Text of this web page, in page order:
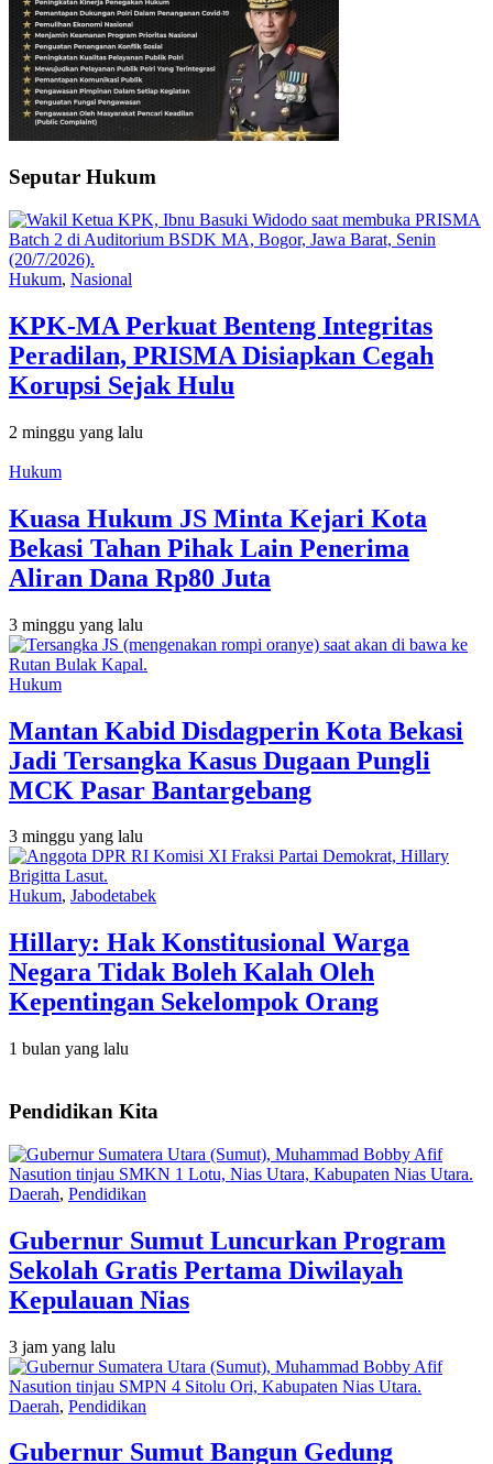
Seputar Hukum
Hukum, Nasional
KPK-MA Perkuat Benteng Integritas
Peradilan, PRISMA Disiapkan Cegah
Korupsi Sejak Hulu
2 minggu yang lalu
Hukum
Kuasa Hukum JS Minta Kejari Kota
Bekasi Tahan Pihak Lain Penerima
Aliran Dana Rp80 Juta
3 minggu yang lalu
Hukum
Mantan Kabid Disdagperin Kota Bekasi
Jadi Tersangka Kasus Dugaan Pungli
MCK Pasar Bantargebang
3 minggu yang lalu
Hukum, Jabodetabek
Hillary: Hak Konstitusional Warga
Negara Tidak Boleh Kalah Oleh
Kepentingan Sekelompok Orang
1 bulan yang lalu
Pendidikan Kita
Daerah, Pendidikan
Gubernur Sumut Luncurkan Program
Sekolah Gratis Pertama Diwilayah
Kepulauan Nias
3 jam yang lalu
Daerah, Pendidikan
Gubernur Sumut Bangun Gedung